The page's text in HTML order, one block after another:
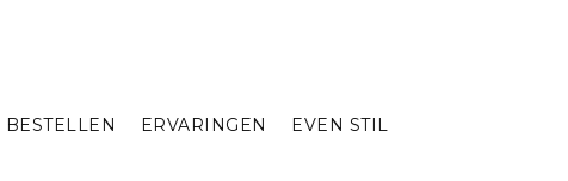
BESTELLEN ERVARINGEN EVEN STIL